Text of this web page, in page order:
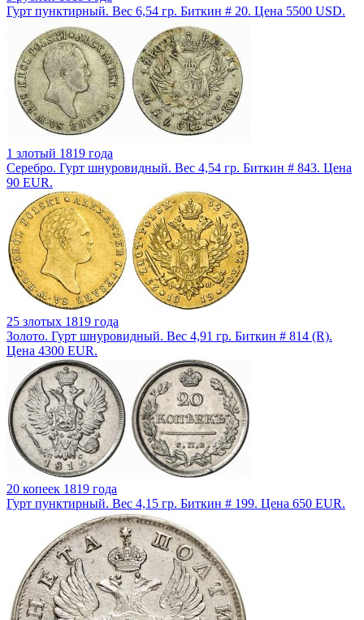
Гурт пунктирный. Вес 6,54 гр. Биткин # 20. Цена 5500 USD.
1 злотый 1819 года
Серебро. Гурт шнуровидный. Вес 4,54 гр. Биткин # 843. Цена
90 EUR.
25 злотых 1819 года
Золото. Гурт шнуровидный. Вес 4,91 гр. Биткин # 814 (R).
Цена 4300 EUR.
20 копеек 1819 года
Гурт пунктирный. Вес 4,15 гр. Биткин # 199. Цена 650 EUR.